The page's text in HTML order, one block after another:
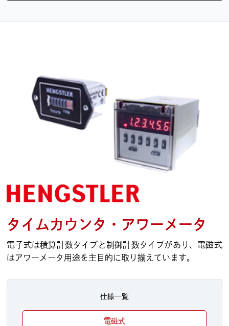
タイムカウンタ・アワーメータ
電子式は積算計数タイプと制御計数タイプがあり、電磁式
はアワーメータ用途を主目的に取り揃えています。
仕様一覧
電磁式